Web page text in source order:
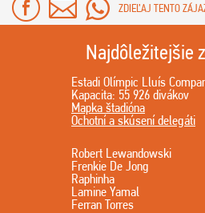
ZDIEĽAJ TENTO
Najdôležitejšie
Estadi Olímpic Lluís
Kapacita: 55 926 divákov
Mapka štadióna
Ochotní a skúsení delegáti
Robert Lewandowski
Frenkie De Jong
Raphinha
Lamine Yamal
Ferran Torres